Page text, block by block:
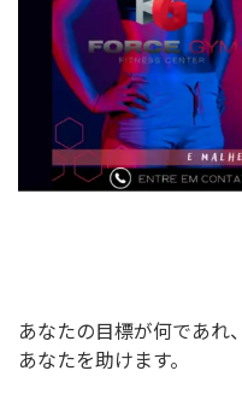
あなたの目標が何であれ
あなたを助けます。